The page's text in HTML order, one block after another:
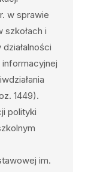
w sprawie
szkołach i
1449).
polityki
im.